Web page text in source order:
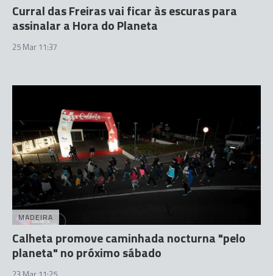
Curral das Freiras vai ficar às escuras para
assinalar a Hora do Planeta
25 Mar 11:37
MADEIRA
Calheta promove caminhada nocturna "pelo
planeta" no próximo sábado